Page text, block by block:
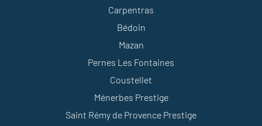
Carpentras
Bédoin
Mazan
Pernes Les Fontaines
Coustellet
Ménerbes Prestige
Saint Rémy de Provence Prestige